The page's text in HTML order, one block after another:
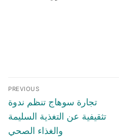
PREVIOUS
Previous
post:
تجارة سوهاج تنظم ندوة
تثقيفية عن التغذية السليمة
والغذاء الصحي